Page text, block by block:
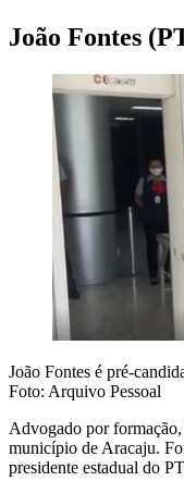
João Fontes
João Fontes é pré-
Foto: Arquivo Pessoal
Advogado por
município de Aracaju.
presidente estadual do